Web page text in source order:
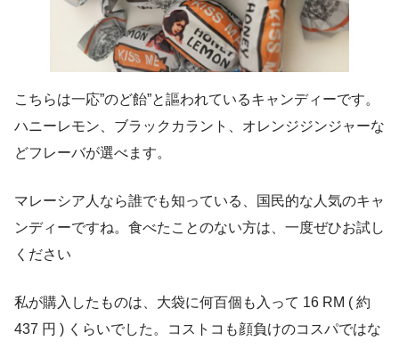
こちらは一応”のど飴”と謳われているキャンディーです。
ハニーレモン、ブラックカラント、オレンジジンジャーな
どフレーバが選べます。
マレーシア人なら誰でも知っている、国民的な人気のキャ
ンディーですね。食べたことのない方は、一度ぜひお試し
ください
私が購入したものは、大袋に何百個も入って 16 RM ( 約
437 円 ) くらいでした。コストコも顔負けのコスパではな